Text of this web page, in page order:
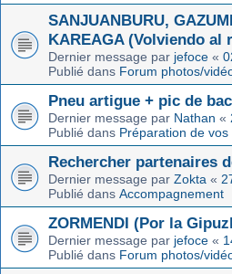
SANJUANBURU,
KAREAGA (Volviendo al
Dernier message par jefoce «
Publié dans Forum photos/
Pneu artigue + pic de
Dernier message par Nathan «
Publié dans Préparation de
Rechercher partenaires
Dernier message par Zokta «
Publié dans Accompagnement
ZORMENDI (Por la
Dernier message par jefoce «
Publié dans Forum photos/